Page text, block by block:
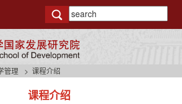
管理 课程介绍
课程介绍